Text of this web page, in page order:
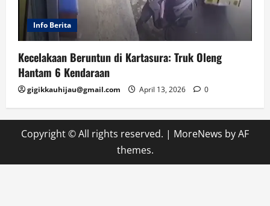
Info Berita
Kecelakaan Beruntun di Kartasura: Truk Oleng
Hantam 6 Kendaraan
gigikkauhijau@gmail.com April 13, 2026 0
Copyright © All rights reserved. | MoreNews by AF
themes.